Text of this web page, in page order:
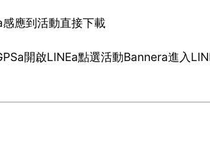
應到活動直接下載
開啟LINEa點選活動Bannera進入